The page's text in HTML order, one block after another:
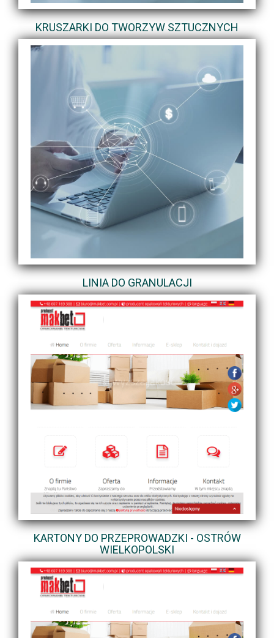
KRUSZARKI DO TWORZYW SZTUCZNYCH
LINIA DO GRANULACJI
KARTONY DO PRZEPROWADZKI - OSTRÓW
WIELKOPOLSKI